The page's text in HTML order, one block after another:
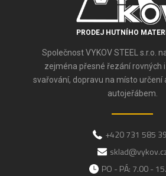
PRODEJ HUTNÍHO
Společnost VYKOV STEEL s.r.o.
zejména přesné řezání rovných
svařování, dopravu na místo určení
autojeřábem.
+420 731 585
PO - PÁ: 7.00 -